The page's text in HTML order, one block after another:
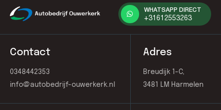
WHATSAPP DIRECT
+31612553263
Contact
0348442353
info@autobedrijf-ouwerkerk.nl
Adres
Breudijk 1-C,
3481 LM Harmelen